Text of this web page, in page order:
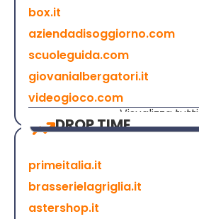
box.it
aziendadisoggiorno.com
scuoleguida.com
giovanialbergatori.it
videogioco.com
Visualizza tutti
DROP TIME
primeitalia.it
brasserielagriglia.it
astershop.it